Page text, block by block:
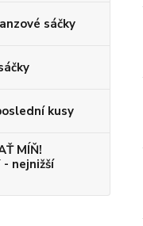
sáčky
kusy
MÍŇ!
- nejnižší